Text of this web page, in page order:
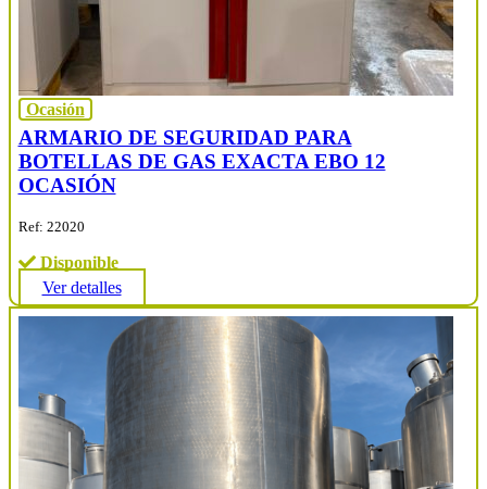
Ocasión
ARMARIO DE SEGURIDAD PARA
BOTELLAS DE GAS EXACTA EBO 12
OCASIÓN
Ref: 22020
Disponible
Ver detalles